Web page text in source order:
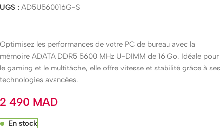
UGS : AD5U560016G-S
Optimisez les performances de votre PC de bureau avec la
mémoire ADATA DDR5 5600 MHz U-DIMM de 16 Go. Idéale pour
le gaming et le multitâche, elle offre vitesse et stabilité grâce à ses
technologies avancées.
2 490 MAD
En stock